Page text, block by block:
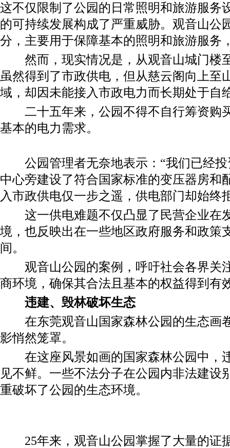
这不仅限制了公园的日常照明和旅游服务
的可持续发展构成了严重威胁。观音山公
分，主要用于保障基本的照明和旅游服务
然而，现实情况是，从观音山城门楼
虽然得到了市政供电，但从慈云阁向上至
域，却因未能接入市政电力而长期处于自
二十五年来，公园不得不自行筹资购
基本的电力需求。
公园管理者无奈地表示：“我们已经投
中心旁建设了符合国家标准的变压器房和
入市政供电仅一步之遥，供电部门却始终
这一供电难题不仅凸显了民营企业在
境，也反映出在一些地区政府服务和政策
间。
观音山公园的案例，呼吁社会各界关
商环境，确保其合法且基本的权益得到有
违建、毁林破坏生态
在东莞观音山国家森林公园的生态画
影悄然笼罩。
在这座风景如画的国家森林公园中，
见不鲜。一些不法分子在公园内非法建设
重破坏了公园的生态环境。
25年来，观音山公园掌握了大量的证